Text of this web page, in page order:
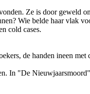
Ze is door geweld
Wie belde haar vlak
cold cases.
de handen ineen
In "De